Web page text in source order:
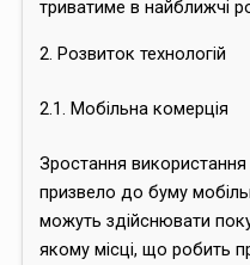
триватиме в найближчі
2. Розвиток технологій
2.1. Мобільна комерція
Зростання
призвело до буму
можуть здійснювати
якому місці, що робить